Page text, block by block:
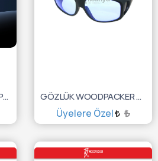
WOODPECKER FOSFOR PLAK SİZE:2 GÖZLÜK WOODPACKER MAVİ
Üyelere Özel ₺
SEPETE EKLE